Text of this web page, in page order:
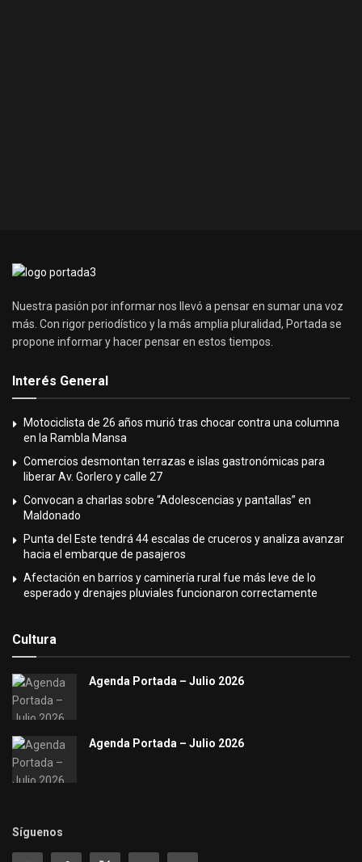
Nuestra pasión por informar nos llevó a pensar en sumar una voz
más. Con rigor periodístico y la más amplia pluralidad, Portada se
propone informar y hacer pensar en estos tiempos.
Interés General
Motociclista de 26 años murió tras chocar contra una columna
en la Rambla Mansa
Comercios desmontan terrazas e islas gastronómicas para
liberar Av. Gorlero y calle 27
Convocan a charlas sobre “Adolescencias y pantallas” en
Maldonado
Punta del Este tendrá 44 escalas de cruceros y analiza avanzar
hacia el embarque de pasajeros
Afectación en barrios y caminería rural fue más leve de lo
esperado y drenajes pluviales funcionaron correctamente
Cultura
Agenda Portada – Julio 2026
Agenda Portada – Julio 2026
Síguenos